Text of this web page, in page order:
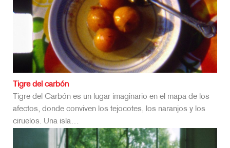
Tigre del carbón
Tigre del Carbón es un lugar imaginario en el mapa de los
afectos, donde conviven los tejocotes, los naranjos y los
ciruelos. Una isla…